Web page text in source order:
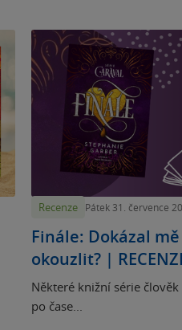
Recenze Pátek 31. července
Finále: Dokázal
okouzlit? |
Některé knižní série
po čase...